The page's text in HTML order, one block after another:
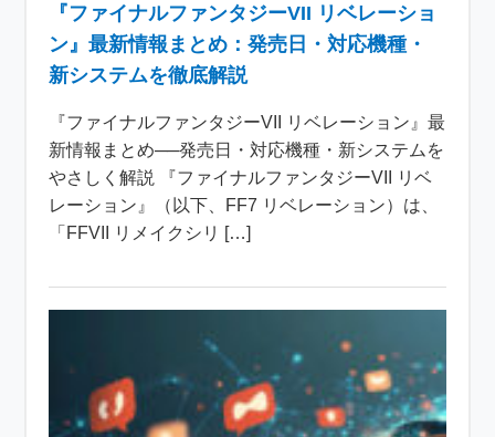
『ファイナルファンタジーVII リベレーショ
ン』最新情報まとめ：発売日・対応機種・
新システムを徹底解説
『ファイナルファンタジーVII リベレーション』最
新情報まとめ──発売日・対応機種・新システムを
やさしく解説 『ファイナルファンタジーVII リベ
レーション』（以下、FF7 リベレーション）は、
「FFVII リメイクシリ […]